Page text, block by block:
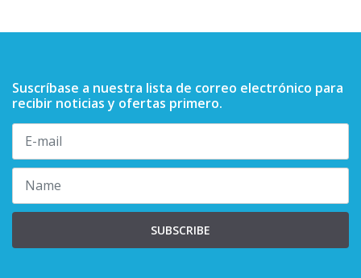
Suscríbase a nuestra lista de correo electrónico para
recibir noticias y ofertas primero.
SUBSCRIBE